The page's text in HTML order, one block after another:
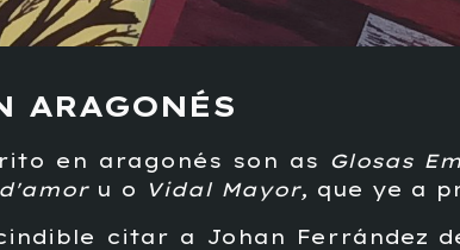
ARAGONÉS
en aragonés son as Glosas
u o Vidal Mayor, que ye a
citar a Johan Ferrández